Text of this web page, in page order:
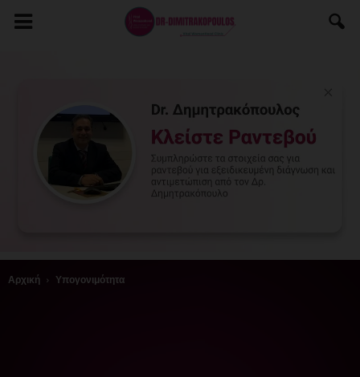
Αρχική Υπογονιμότητα